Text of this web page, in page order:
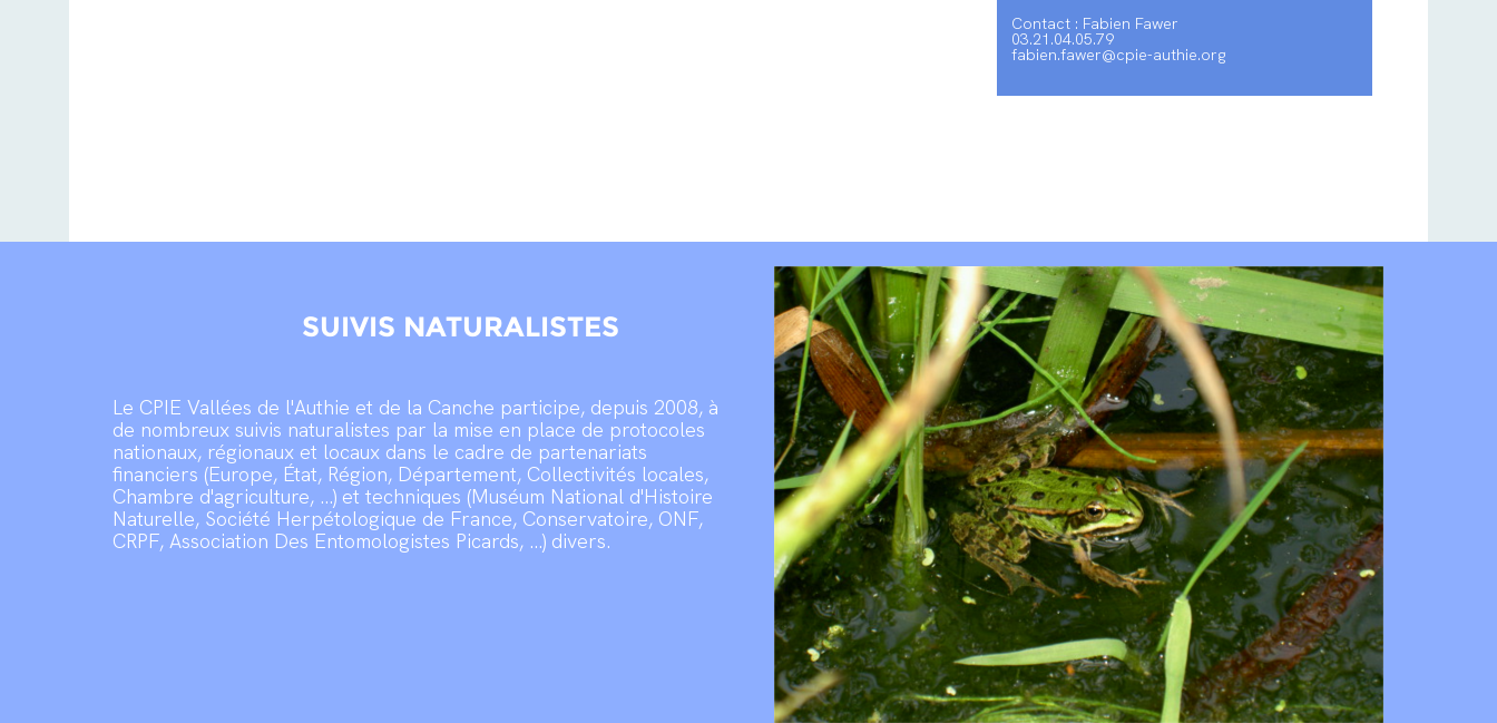
Contact : Fabien Fawer
03.21.04.05.79
fabien.fawer@cpie-authie.org
SUIVIS NATURALISTES
Le CPIE Vallées de l'Authie et de la Canche participe, depuis 2008, à
de nombreux suivis naturalistes par la mise en place de protocoles
nationaux, régionaux et locaux dans le cadre de partenariats
financiers (Europe, État, Région, Département, Collectivités locales,
Chambre d'agriculture, ...) et techniques (Muséum National d'Histoire
Naturelle, Société Herpétologique de France, Conservatoire, ONF,
CRPF, Association Des Entomologistes Picards, ...) divers.